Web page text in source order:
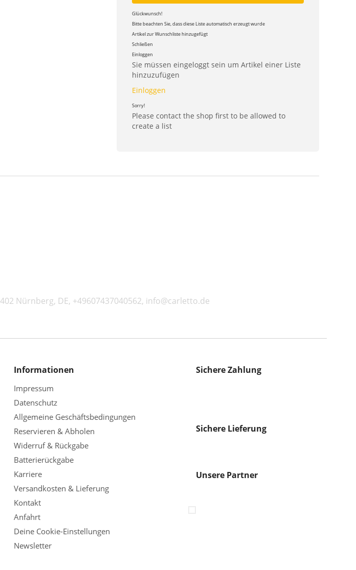
Glückwunsch!
Bitte beachten Sie, dass diese Liste automatisch erzeugt wurde
Artikel zur Wunschliste hinzugefügt
Schließen
Einloggen
Sie müssen eingeloggt sein um Artikel einer Liste
hinzuzufügen
Einloggen
Sorry!
Please contact the shop first to be allowed to
create a list
Nürnberg, DE, +49607437040562, info@carletto.de
Informationen
Impressum
Datenschutz
Allgemeine Geschäftsbedingungen
Reservieren & Abholen
Widerruf & Rückgabe
Batterierückgabe
Karriere
Versandkosten & Lieferung
Kontakt
Anfahrt
Deine Cookie-Einstellungen
Newsletter
Sichere Zahlung
Sichere Lieferung
Unsere Partner